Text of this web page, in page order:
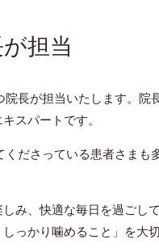
担当
長が担当いたします。院
スパートです。
ださっている患者さまも
み、快適な毎日を過ごし
っかり噛めること」を大